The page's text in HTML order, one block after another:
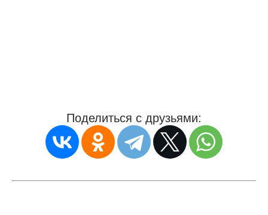
Поделиться с друзьями: